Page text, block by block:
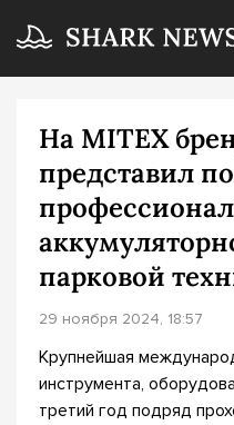
На MITEX
представил
парковой
29 ноября 2024, 18:57
Крупнейшая
инструмента,
третий год подряд